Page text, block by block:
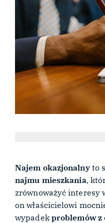
Najem okazjonalnyto
najmu mieszkania,
zrównoważyć interesy
on właścicielowi
wypadek problemów